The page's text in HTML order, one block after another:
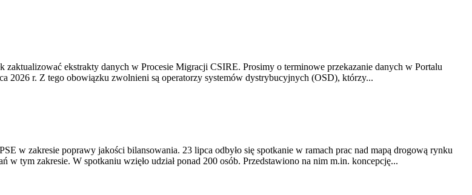
ekstrakty danych w Procesie Migracji CSIRE. Prosimy o terminowe przekazanie danych w Portalu
2026 r. Z tego obowiązku zwolnieni są operatorzy systemów dystrybucyjnych (OSD), którzy...
w zakresie poprawy jakości bilansowania. 23 lipca odbyło się spotkanie w ramach prac nad mapą drogową rynku
tym zakresie. W spotkaniu wzięło udział ponad 200 osób. Przedstawiono na nim m.in. koncepcję...